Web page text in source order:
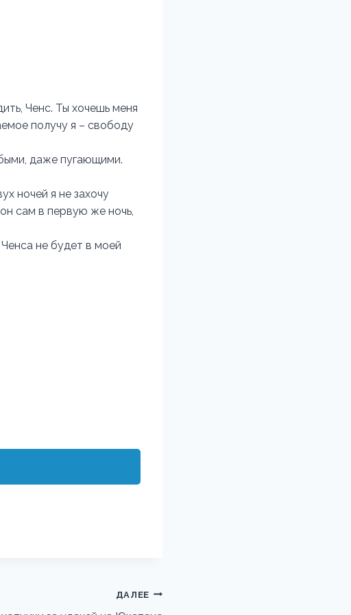
Ченс. Ты хочешь меня
получу я – свободу
даже пугающими.
ночей я не захочу
сам в первую же ночь,
не будет в моей
ДАЛЕЕ